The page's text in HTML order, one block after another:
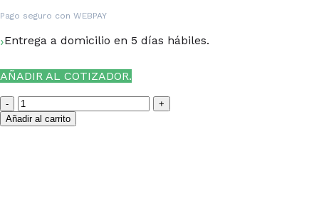
Pago seguro con WEBPAY
Entrega a domicilio en 5 días hábiles.
AÑADIR AL COTIZADOR.
Añadir al carrito